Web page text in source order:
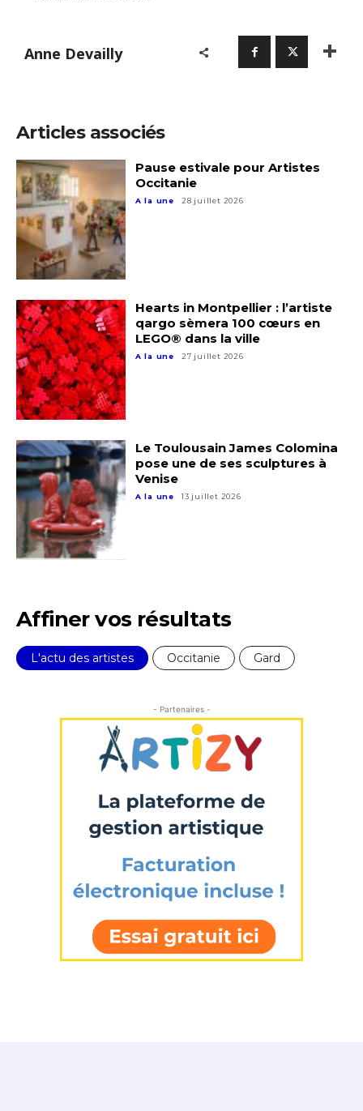
Adresse email*
Nom
Statut / Organisation
J'accepte lestermes et conditions
* Champ obligatoire
Nom
Statut / Organisation
J'accepte lestermes et conditions
* Champ obligatoire
Anne Devailly
Articles associés
Pause estivale pour Artistes
Occitanie
A la une 28 juillet 2026
Hearts in Montpellier : l’artiste
qargo sèmera 100 cœurs en
LEGO® dans la ville
A la une 27 juillet 2026
Le Toulousain James Colomina
pose une de ses sculptures à
Venise
A la une 13 juillet 2026
Affiner vos résultats
L'actu des artistes Occitanie Gard
- Partenaires -